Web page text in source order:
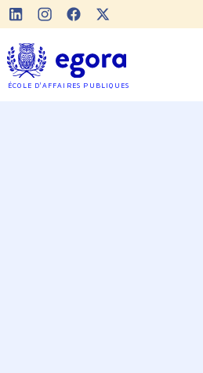
ÉCOLE D'AFFAIRES PUBLIQUES